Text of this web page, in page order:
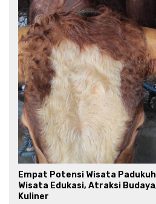
Empat Potensi Wisata
Wisata Edukasi, Atraksi
Kuliner